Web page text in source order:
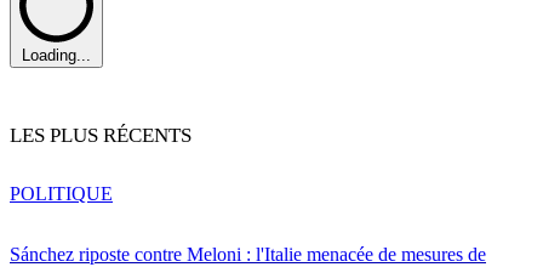
Loading...
LES PLUS RÉCENTS
Sánchez riposte contre Meloni : l'Italie menacée de mesures de
POLITIQUE